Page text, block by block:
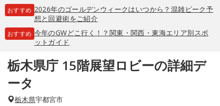
おすすめ 2026年のゴールデンウィークはいつから？混雑ピーク予
想と回避術をご紹介
おすすめ 今年のGWどこ行く！？関東・関西・東海エリア別スポ
ットガイド
栃木県庁 15階展望ロビーの詳細デ
ータ
栃木県宇都宮市